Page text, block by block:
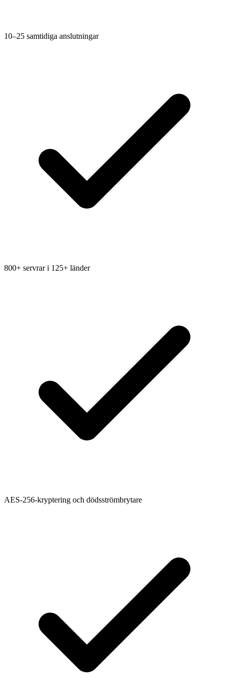
10–25 samtidiga anslutningar
800+ servrar i 125+ länder
AES-256-kryptering och dödsströmbrytare